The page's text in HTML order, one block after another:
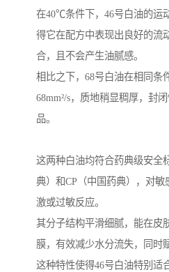
在40℃条件下，46号白油的运
得它在配方中表现出良好的流
合，且不会产生油腻感。
相比之下，68号白油在相同条
68mm²/s，质地稍显稠厚，封
品。
这两种白油均符合药典级安全
典）和CP（中国药典），对敏
激或过敏反应。
其分子结构平滑细腻，能在皮
膜，有效减少水分流失，同时
这种特性使得46号白油特别适